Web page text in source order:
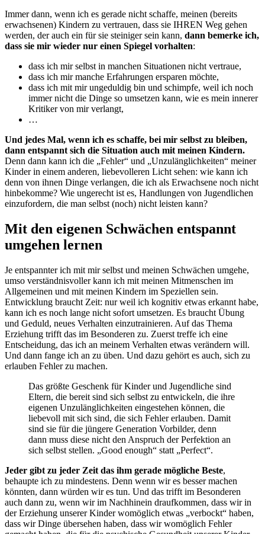
Immer dann, wenn ich es gerade nicht schaffe, meinen (bereits
erwachsenen) Kindern zu vertrauen, dass sie IHREN Weg gehen
werden, der auch ein für sie steiniger sein kann, dann bemerke ich,
dass sie mir wieder nur einen Spiegel vorhalten:
dass ich mir selbst in manchen Situationen nicht vertraue,
dass ich mir manche Erfahrungen ersparen möchte,
dass ich mit mir ungeduldig bin und schimpfe, weil ich noch
immer nicht die Dinge so umsetzen kann, wie es mein innerer
Kritiker von mir verlangt,
…
Und jedes Mal, wenn ich es schaffe, bei mir selbst zu bleiben,
dann entspannt sich die Situation auch mit meinen Kindern.
Denn dann kann ich die „Fehler“ und „Unzulänglichkeiten“ meiner
Kinder in einem anderen, liebevolleren Licht sehen: wie kann ich
denn von ihnen Dinge verlangen, die ich als Erwachsene noch nicht
hinbekomme? Wie ungerecht ist es, Handlungen von Jugendlichen
einzufordern, die man selbst (noch) nicht leisten kann?
Mit den eigenen Schwächen entspannt
umgehen lernen
Je entspannter ich mit mir selbst und meinen Schwächen umgehe,
umso verständnisvoller kann ich mit meinen Mitmenschen im
Allgemeinen und mit meinen Kindern im Speziellen sein.
Entwicklung braucht Zeit: nur weil ich kognitiv etwas erkannt habe,
kann ich es noch lange nicht sofort umsetzen. Es braucht Übung
und Geduld, neues Verhalten einzutrainieren. Auf das Thema
Erziehung trifft das im Besonderen zu. Zuerst treffe ich eine
Entscheidung, das ich an meinem Verhalten etwas verändern will.
Und dann fange ich an zu üben. Und dazu gehört es auch, sich zu
erlauben Fehler zu machen.
Das größte Geschenk für Kinder und Jugendliche sind
Eltern, die bereit sind sich selbst zu entwickeln, die ihre
eigenen Unzulänglichkeiten eingestehen können, die
liebevoll mit sich sind, die sich Fehler erlauben. Damit
sind sie für die jüngere Generation Vorbilder, denn
dann muss diese nicht den Anspruch der Perfektion an
sich selbst stellen. „Good enough“ statt „Perfect“.
Jeder gibt zu jeder Zeit das ihm gerade mögliche Beste,
behaupte ich zu mindestens. Denn wenn wir es besser machen
könnten, dann würden wir es tun. Und das trifft im Besonderen
auch dann zu, wenn wir im Nachhinein draufkommen, dass wir in
der Erziehung unserer Kinder womöglich etwas „verbockt“ haben,
dass wir Dinge übersehen haben, dass wir womöglich Fehler